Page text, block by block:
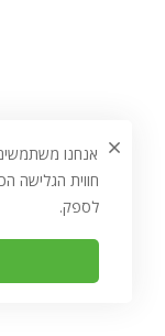
אנחנו
חווית הגלישה
לספק.